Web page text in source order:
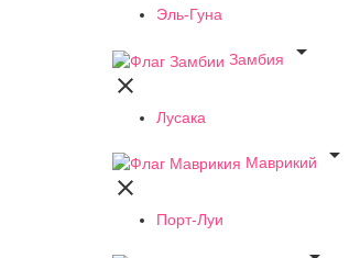
Эль-Гуна
Замбия


Лусака
Маврикий


Порт-Луи